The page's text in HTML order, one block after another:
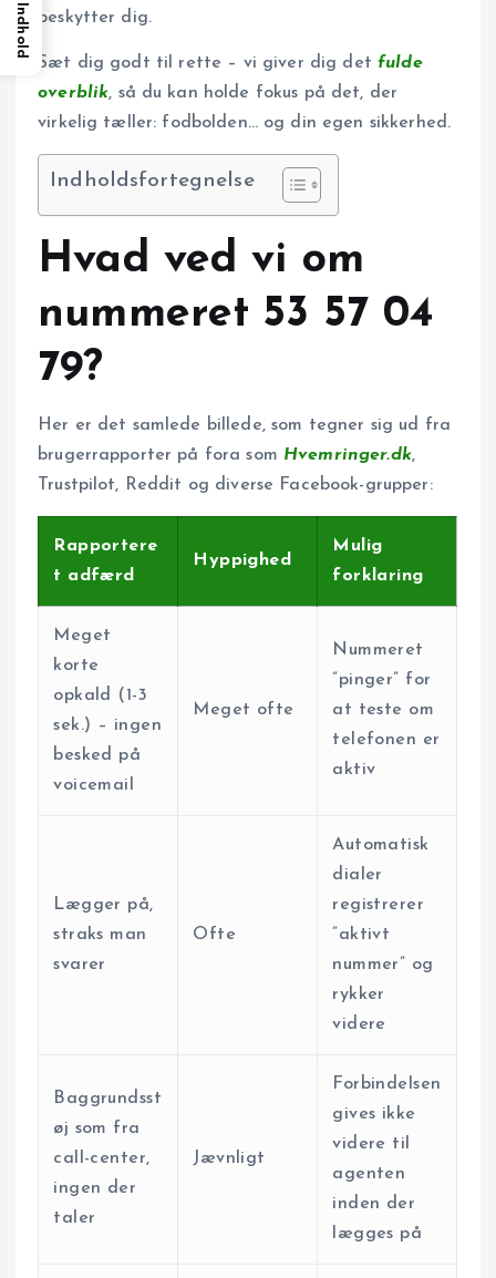
beskytter dig.
Sæt dig godt til rette – vi giver dig det fulde
overblik, så du kan holde fokus på det, der
virkelig tæller: fodbolden… og din egen sikkerhed.
Indholdsfortegnelse
Hvad ved vi om
nummeret 53 57 04
79?
Her er det samlede billede, som tegner sig ud fra
bruger­rapporter på fora som Hvemringer.dk,
Trustpilot, Reddit og diverse Facebook-grupper:
Rapportere
t adfærd
Hyppighed
Mulig
forklaring
Meget
korte
opkald (1-3
sek.) – ingen
besked på
voicemail
Meget ofte
Nummeret
”pinger” for
at teste om
telefonen er
aktiv
Lægger på,
straks man
svarer
Ofte
Automatisk
dialer
registrerer
”aktivt
nummer” og
rykker
videre
Baggrundsst
øj som fra
call-center,
ingen der
taler
Jævnligt
Forbindelsen
gives ikke
videre til
agenten
inden der
lægges på
Indhold